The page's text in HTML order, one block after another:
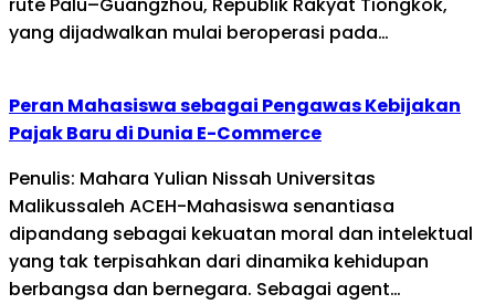
yang dijadwalkan mulai beroperasi pada…
Peran Mahasiswa sebagai Pengawas Kebijakan
Pajak Baru di Dunia E-Commerce
Penulis: Mahara Yulian Nissah Universitas
Malikussaleh ACEH-Mahasiswa senantiasa
dipandang sebagai kekuatan moral dan intelektual
yang tak terpisahkan dari dinamika kehidupan
berbangsa dan bernegara. Sebagai agent…